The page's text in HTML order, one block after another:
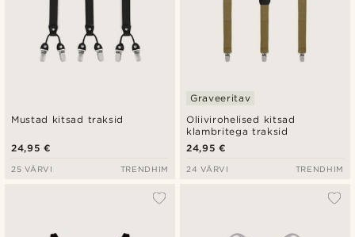
Mustad kitsad traksid
24,95 €
25 VÄRVI TRENDHIM
Oliivirohelised kitsad
klambritega traksid
Graveeritav
24,95 €
24 VÄRVI TRENDHIM